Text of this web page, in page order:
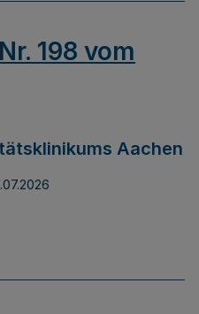
198 vom
Aachen